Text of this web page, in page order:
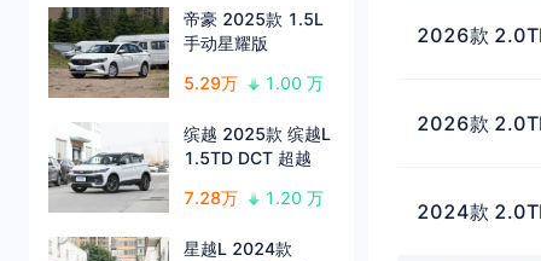
帝豪 2025款 1.5L
手动星耀版
5.29万
1.00 万
缤越 2025款 缤越L
1.5TD DCT 超越
7.28万
1.20 万
星越L 2024款
2026款
2026款
2024款